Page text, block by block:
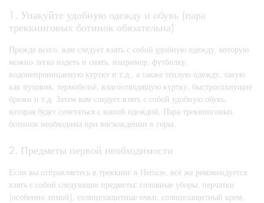
1. Упакуйте удобную одежду и обувь (пара
треккинговых ботинок обязательна)
Прежде всего, вам следует взять с собой удобную одежду, которую
можно легко надеть и снять, например, футболку,
водонепроницаемую куртку и т.д., а также тёплую одежду, такую
как пуховик, термобельё, влагоотводящую куртку, быстросохнущие
брюки и т.д. Затем вам следует взять с собой удобную обувь,
которая будет сочетаться с вашей одеждой. Пара треккинговых
ботинок необходима при восхождении в горы.
2. Предметы первой необходимости
Если вы отправляетесь в треккинг в Непале, всё же рекомендуется
взять с собой следующие предметы: головные уборы, перчатки
(особенно зимой), солнцезащитные очки, солнцезащитный крем,